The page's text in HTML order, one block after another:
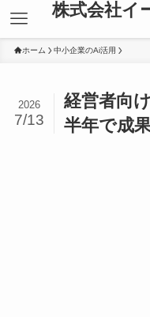
株式会社イ
ホーム 中小企業のAi活用
経営者向
半年で成
2026
7/13